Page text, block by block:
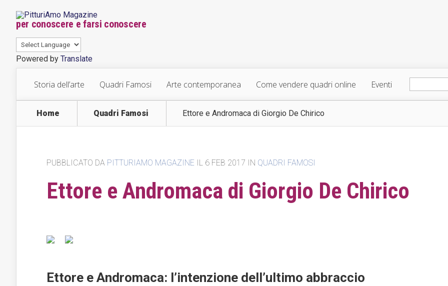
per conoscere e farsi conoscere
Powered by Translate
Storia dell’arte Quadri Famosi Arte contemporanea Come vendere quadri online Eventi
Home Quadri Famosi Ettore e Andromaca di Giorgio De Chirico
PUBBLICATO DA PITTURIAMO MAGAZINE IL 6 FEB 2017 IN QUADRI FAMOSI
Ettore e Andromaca di Giorgio De Chirico
Ettore e Andromaca: l’intenzione dell’ultimo abbraccio